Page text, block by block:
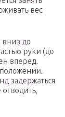
вес
вниз до
руки (до
вперед.
задержаться